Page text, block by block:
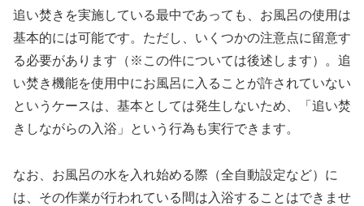
追い焚きを実施している最中であっても、お風呂の使用は
基本的には可能です。ただし、いくつかの注意点に留意す
る必要があります（※この件については後述します）。追
い焚き機能を使用中にお風呂に入ることが許されていない
というケースは、基本としては発生しないため、「追い焚
きしながらの入浴」という行為も実行できます。
なお、お風呂の水を入れ始める際（全自動設定など）に
は、その作業が行われている間は入浴することはできませ